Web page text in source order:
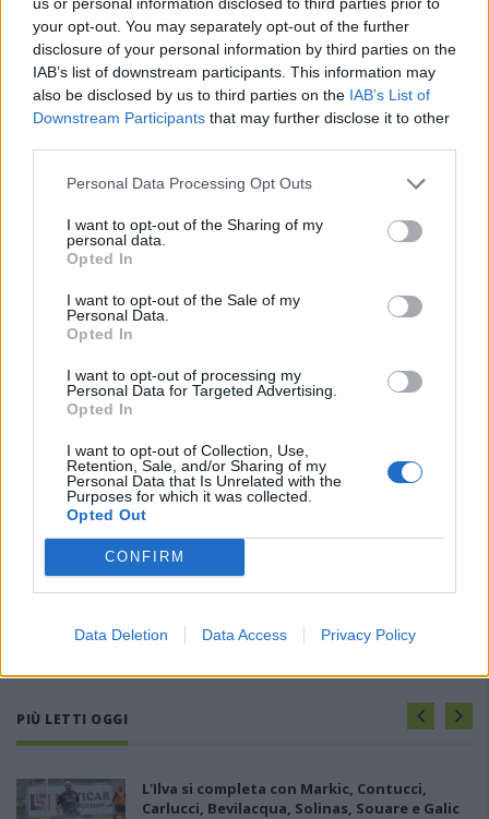
your opt-out. You may separately opt-out of the further
disclosure of your personal information by third parties on the
IAB’s list of downstream participants. This information may
also be disclosed by us to third parties on the IAB’s List of
Downstream Participants that may further disclose it to other
Personal Data Processing Opt Outs
I want to opt-out of the Sharing of my
personal data.
Opted In
I want to opt-out of the Sale of my
Personal Data.
Opted In
I want to opt-out of processing my
Personal Data for Targeted Advertising.
Opted In
I want to opt-out of Collection, Use,
Retention, Sale, and/or Sharing of my
Personal Data that Is Unrelated with the
Purposes for which it was collected.
Opted Out
CONFIRM
Data Deletion Data Access Privacy Policy
PIÙ LETTI OGGI
L'Ilva si completa con Markic, Contucci,
Carlucci, Bevilacqua, Solinas, Souare e Galic